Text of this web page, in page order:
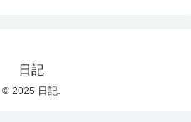
日記
© 2025 日記.